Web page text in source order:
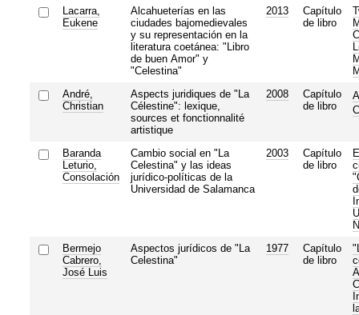
Lacarra,
Eukene
Alcahueterías en las
ciudades bajomedievales
y su representación en la
literatura coetánea: "Libro
de buen Amor" y
"Celestina"
2013
Capítulo
de libro
André,
Christian
Aspects juridiques de "La
Célestine": lexique,
sources et fonctionnalité
artistique
2008
Capítulo
de libro
Baranda
Leturio,
Consolación
Cambio social en "La
Celestina" y las ideas
jurídico-políticas de la
Universidad de Salamanca
2003
Capítulo
de libro
Bermejo
Cabrero,
José Luis
Aspectos jurídicos de "La
Celestina"
1977
Capítulo
de libro